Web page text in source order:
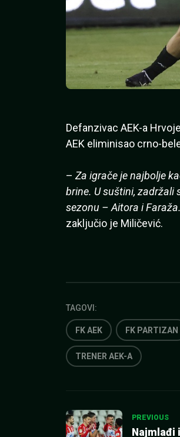
Defanzivac AEK-a
AEK eliminisao crno-
– Za igrače je najbolje
brine. U suštini, zadržali
sezonu – Aitora i
zaključio je Miličević.
TAGOVI:
FK AEK FK PARTIZAN
TRENER AEK-A
Kretanje
PREVIOUS
Najmlađi